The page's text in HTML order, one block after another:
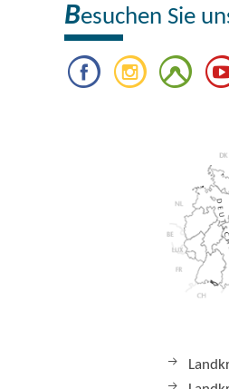
Besuchen Sie